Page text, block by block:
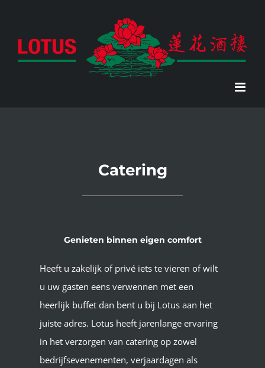
content
Catering
Genieten binnen eigen comfort
Heeft u zakelijk of privé iets te vieren of wilt
u uw gasten eens verwennen met een
heerlijk buffet dan bent u bij Lotus aan het
juiste adres. Lotus heeft jarenlange ervaring
in het verzorgen van catering op zowel
bedrijfsevenementen, verjaardagen als